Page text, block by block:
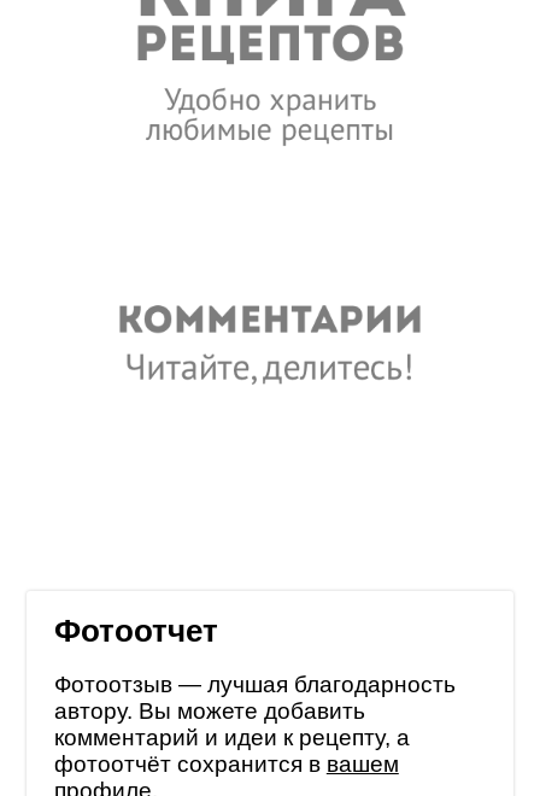
Фотоотчет
Фотоотзыв — лучшая благодарность
автору. Вы можете добавить
комментарий и идеи к рецепту, а
фотоотчёт сохранится в вашем
профиле.